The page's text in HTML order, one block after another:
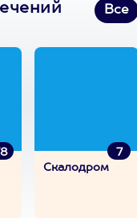
Все
7
Скалодром